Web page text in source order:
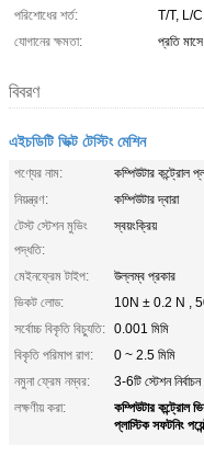
পরিশোধের শর্ত:
T/T, L/C,
যোগানের ক্ষমতা:
প্রতি
বিবরণ
এইচডিটি ভিক্ট টেস্টিং মেশিন
পণ্যের নাম:
কম্পিউটার কন্ট্রোল
নিয়ন্ত্রণ:
কম্পিউটার দ্বারা
টেস্ট স্টেশন মুভিং
পদ্ধতি:
স্বয়ংক্রিয়
মেইনফ্রেম টাইপ:
উল্লম্ব প্রকার
ভিকট লোড:
10N ± 0.2 N ,
সর্বোচ্চ বিকৃতি বিচ্যুতি: 0.001 মিমি
বিকৃতি পরিমাপ রাগ:
0 ~ 2.5 মিমি
নমুনা ফ্রেম নম্বর:
3-6টি স্টেশন
লক্ষণীয় করা:
কম্পিউটার কন্ট্রোল
প্লাস্টিক সফটনিং